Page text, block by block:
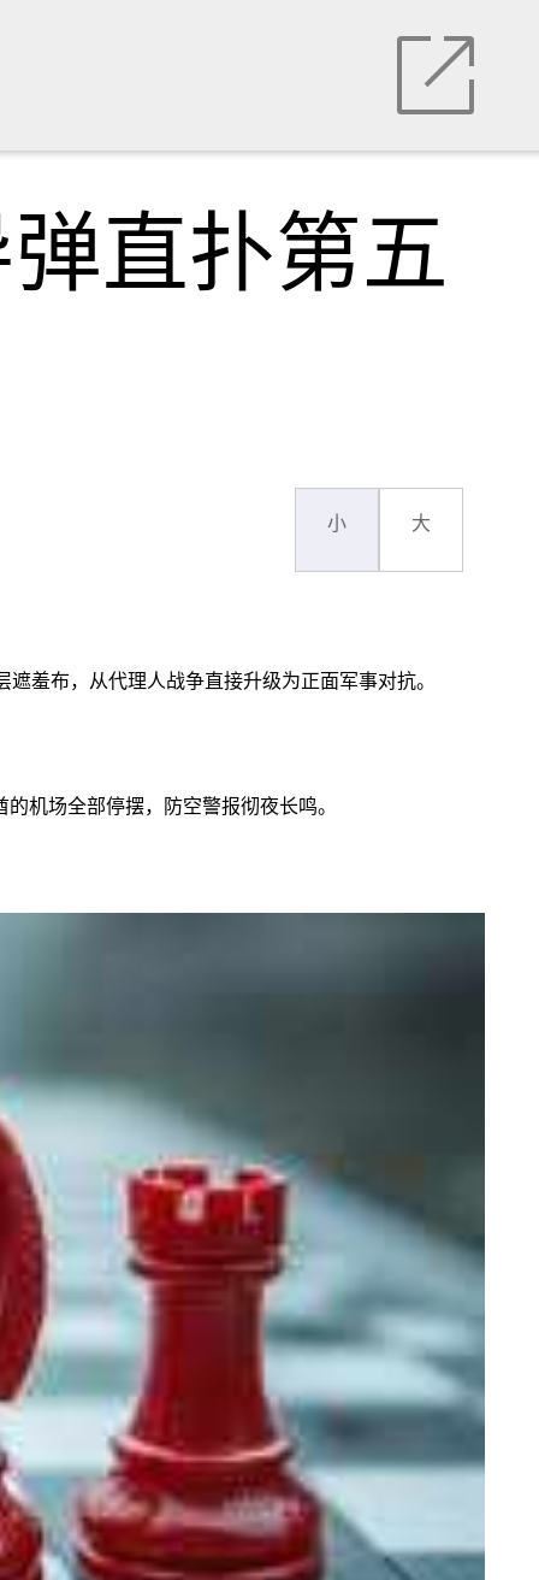
直扑第五
小 大
羞布，从代理人战争直接升级为正面军事对抗。
机场全部停摆，防空警报彻夜长鸣。